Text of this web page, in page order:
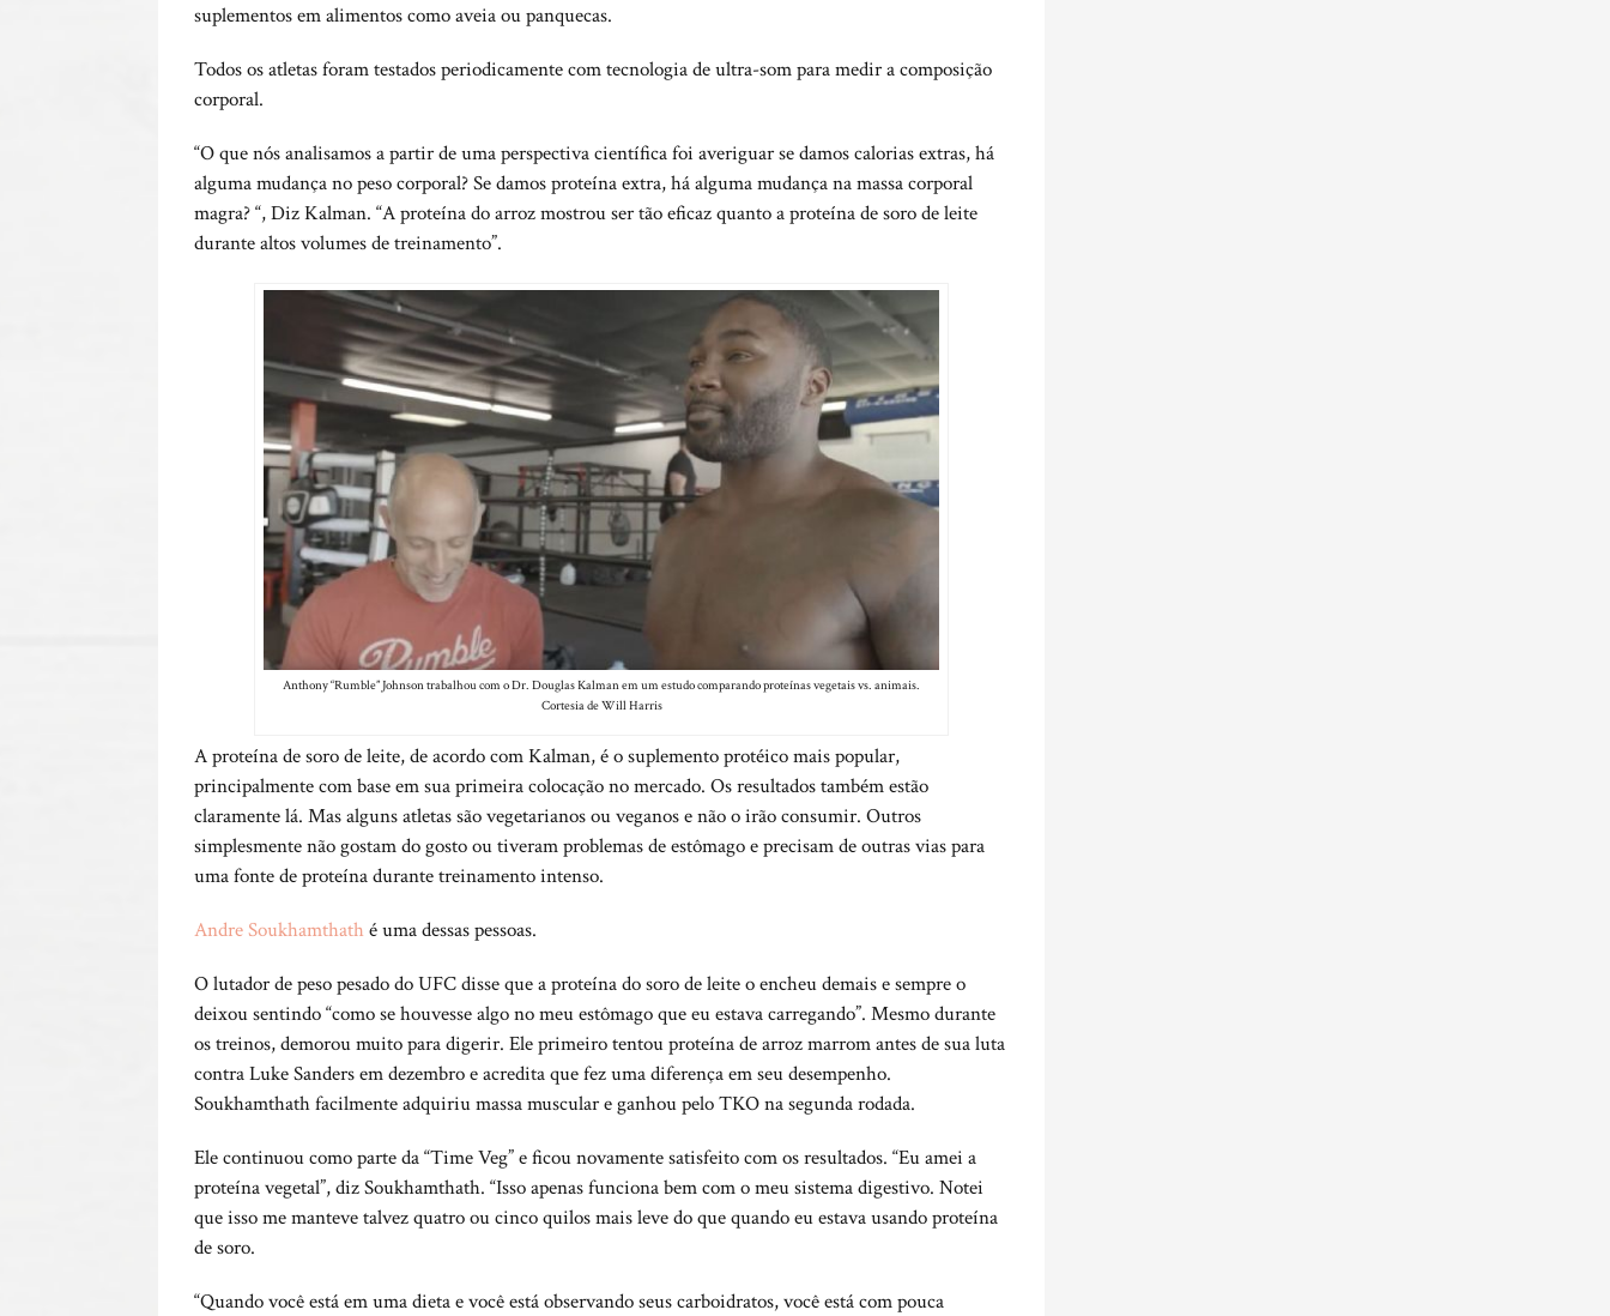
suplementos em alimentos como aveia ou panquecas.
Todos os atletas foram testados periodicamente com tecnologia de ultra-som para medir a composição
corporal.
“O que nós analisamos a partir de uma perspectiva científica foi averiguar se damos calorias extras, há
alguma mudança no peso corporal? Se damos proteína extra, há alguma mudança na massa corporal
magra? “, Diz Kalman. “A proteína do arroz mostrou ser tão eficaz quanto a proteína de soro de leite
durante altos volumes de treinamento”.
Anthony “Rumble” Johnson trabalhou com o Dr. Douglas Kalman em um estudo comparando proteínas vegetais vs. animais.
Cortesia de Will Harris
A proteína de soro de leite, de acordo com Kalman, é o suplemento protéico mais popular,
principalmente com base em sua primeira colocação no mercado. Os resultados também estão
claramente lá. Mas alguns atletas são vegetarianos ou veganos e não o irão consumir. Outros
simplesmente não gostam do gosto ou tiveram problemas de estômago e precisam de outras vias para
uma fonte de proteína durante treinamento intenso.
Andre Soukhamthathé uma dessas pessoas.
O lutador de peso pesado do UFC disse que a proteína do soro de leite o encheu demais e sempre o
deixou sentindo “como se houvesse algo no meu estômago que eu estava carregando”. Mesmo durante
os treinos, demorou muito para digerir. Ele primeiro tentou proteína de arroz marrom antes de sua luta
contra Luke Sanders em dezembro e acredita que fez uma diferença em seu desempenho.
Soukhamthath facilmente adquiriu massa muscular e ganhou pelo TKO na segunda rodada.
Ele continuou como parte da “Time Veg” e ficou novamente satisfeito com os resultados. “Eu amei a
proteína vegetal”, diz Soukhamthath. “Isso apenas funciona bem com o meu sistema digestivo. Notei
que isso me manteve talvez quatro ou cinco quilos mais leve do que quando eu estava usando proteína
de soro.
“Quando você está em uma dieta e você está observando seus carboidratos, você está com pouca